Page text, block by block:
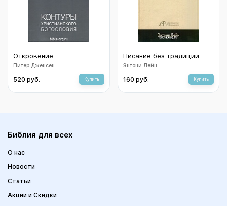
Откровение
Питер Дженсен
520 руб. Купить
Писание без традиции
Энтони Лейн
160 руб. Купить
Библия для всех
О нас
Новости
Статьи
Акции и Скидки